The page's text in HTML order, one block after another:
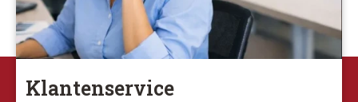
Klantenservice